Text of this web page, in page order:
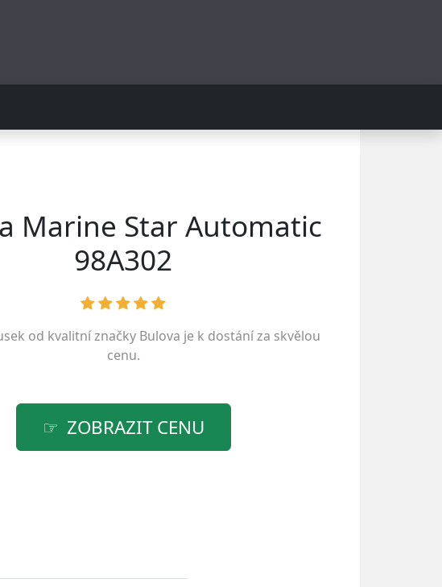
Marine Star Automatic
98A302
od kvalitní značky Bulova je k dostání za skvělou
cenu.
ZOBRAZIT CENU